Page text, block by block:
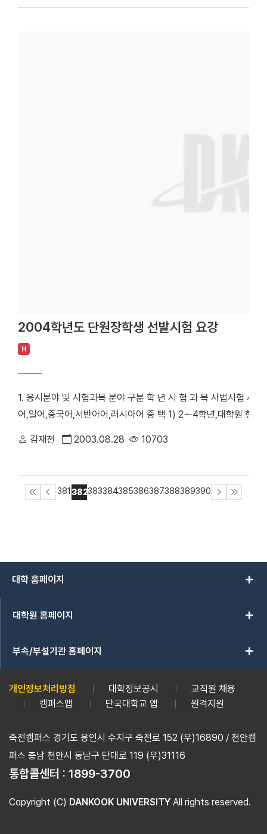
2004학년도 단원장학생 선발시험 요강
H
1. 응시분야 및 시험과목 분야 구분 학 년 시 험 과 목 사법시험 사
어,일어,중국어,서반아어,러시아어 중 택 1) 2～4학년,대학원 헌
외교 1학년 헌법, 영어 2～4학년,대학원 영어, 국제정치, 국제법
행방법 - 사법시험 및 외무고시의 경우는 아래 등급에 해당하는
486점~ 517점 TOEFL(CBT) 197점 이상 220점 이상 163점~
185점 TOEIC 700점 이상 775점 이상 590점~ 699점 645점
2-C (75%) 이상 LEVEL 2의 2-C (60%) 이상 LEVEL 2의 2-
력검정시험 대체를 기준으로 하였음. - 각 고시별 2ㆍ3급 기준은
(추후 확정 공고) ※ 천안캠퍼스 재학생도 서울캠퍼스에 응시 가능
2003. 9. 8(월) ～ 9. 16(화) 나. 원서 배부 및 접수처 : 학생지원
교 재학생(단, 휴학자는 2004-1학기 복학예정자에 한함)으로 학
2004학년도 전기 대학원 및 특수대학원에 진학예정자 (대학원
술, 공인회계사) 1차 시험 합격자 7. 제출서류 - 응시원서 1부(특
사진 2매 - 합격증 사본 1부(특별전형자에 한함) - 영어시험 면제
김재천 2003.08.28 10703
381382383384385386387388389390
대학 홈페이지 add
대학원 홈페이지 add
부속/부설기관 홈페이지 add
개인정보처리방침 대학정보공시
교직원 채용
캠퍼스맵
단국대학교 앱 원격지원
죽전캠퍼스 경기도 용인시 수지구 죽전로 152 (우)16890 / 천안캠
퍼스 충남 천안시 동남구 단대로 119 (우)31116
통합콜센터 : 1899-3700
Copyright (C) DANKOOK UNIVERSITY All rights reserved.